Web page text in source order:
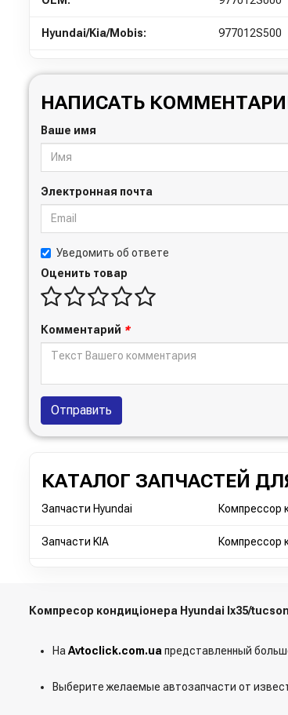
Hyundai/Kia/Mobis: 977012S500
НАПИСАТЬ
Ваше имя
Электронная почта
Уведомить об ответе
Оценить товар
Комментарий *
Отправить
КАТАЛОГ ЗАПЧАСТЕЙ
Запчасти Hyundai Компрессор
Запчасти KIA Компрессор
Компресор кондиціонера Hyundai Ix35/
На Avtoclick.com.ua представленный
Выберите желаемые автозапчасти от